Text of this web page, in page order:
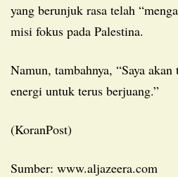
yang berunjuk rasa telah
misi fokus pada Palestina.
Namun, tambahnya, “Saya akan tegaskan: Ini memberi
energi untuk terus berjuang.”
(KoranPost)
Sumber: www.aljazeera.com